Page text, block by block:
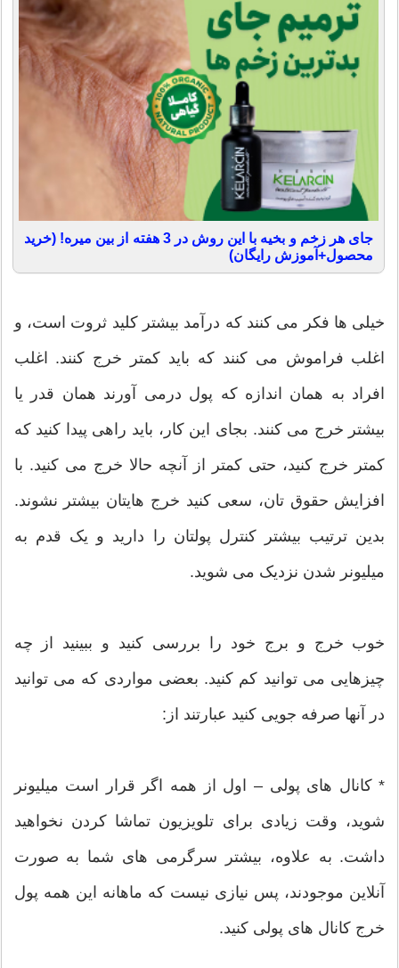
جای هر زخم و بخیه با این روش در 3 هفته از بین میره! (خرید
محصول+آموزش رایگان)
خیلی ها فکر می کنند که درآمد بیشتر کلید ثروت است، و
اغلب فراموش می کنند که باید کمتر خرج کنند. اغلب
افراد به همان اندازه که پول درمی آورند همان قدر یا
بیشتر خرج می کنند. بجای این کار، باید راهی پیدا کنید که
کمتر خرج کنید، حتی کمتر از آنچه حالا خرج می کنید. با
افزایش حقوق تان، سعی کنید خرج هایتان بیشتر نشوند.
بدین ترتیب بیشتر کنترل پولتان را دارید و یک قدم به
میلیونر شدن نزدیک می شوید.
خوب خرج و برج خود را بررسی کنید و ببینید از چه
چیزهایی می توانید کم کنید. بعضی مواردی که می توانید
در آنها صرفه جویی کنید عبارتند از:
* کانال های پولی – اول از همه اگر قرار است میلیونر
شوید، وقت زیادی برای تلویزیون تماشا کردن نخواهید
داشت. به علاوه، بیشتر سرگرمی های شما به صورت
آنلاین موجودند، پس نیازی نیست که ماهانه این همه پول
خرج کانال های پولی کنید.